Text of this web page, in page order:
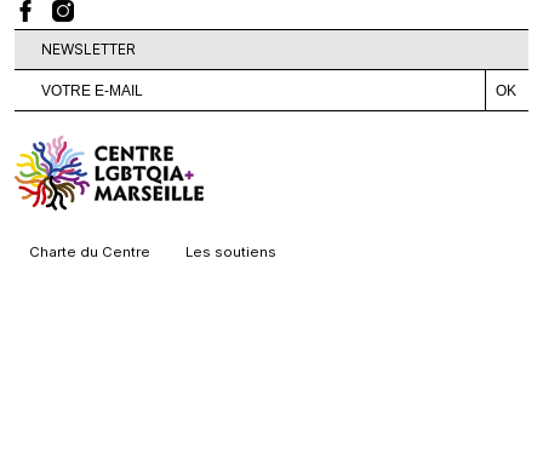
NEWSLETTER
Charte du Centre Les soutiens